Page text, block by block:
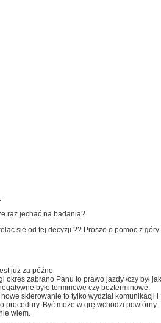
raz jechać na badania?
sie od tej decyzji ?? Prosze o pomoc z góry
już za późno
okres zabrano Panu to prawo jazdy /czy był
było terminowe czy bezterminowe.
skierowanie to tylko wydział komunikacji i
procedury. Być może w grę wchodzi powtórny
wiem.